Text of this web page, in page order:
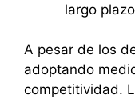
largo
A pesar de los
adoptando
competitividad.